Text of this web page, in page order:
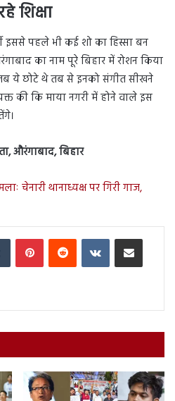
शिक्षा
इससे पहले भी कई शो का हिस्सा बन
का नाम पूरे बिहार में रोशन किया
जब ये छोटे थे तब से इनको संगीत सीखने
की कि माया नगरी में होने वाले इस
औरंगाबाद, बिहार
चेनारी थानाध्यक्ष पर गिरी गाज,
Tumblr PinterestReddit VKontakteShare via Email